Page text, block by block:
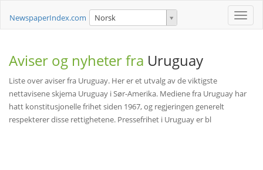
Toggle
NewspaperIndex.com Norsk
Aviser og nyheter fra Uruguay
Liste over aviser fra Uruguay. Her er et utvalg av de viktigste
nettavisene skjema Uruguay i Sør-Amerika. Mediene fra Uruguay har
hatt konstitusjonelle frihet siden 1967, og regjeringen generelt
respekterer disse rettighetene. Pressefrihet i Uruguay er bl